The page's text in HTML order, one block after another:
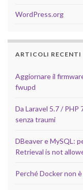
WordPress.org
ARTICOLI RECENTI
Aggiornare il
fwupd
Da Laravel 5.7 / PHP
senza traumi
DBeaver e MySQL:
Retrieval is not
Perché Docker non